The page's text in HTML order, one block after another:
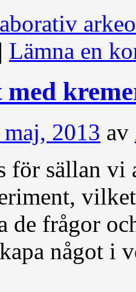
| Lämna en
2013 av
för sällan vi
de frågor
något